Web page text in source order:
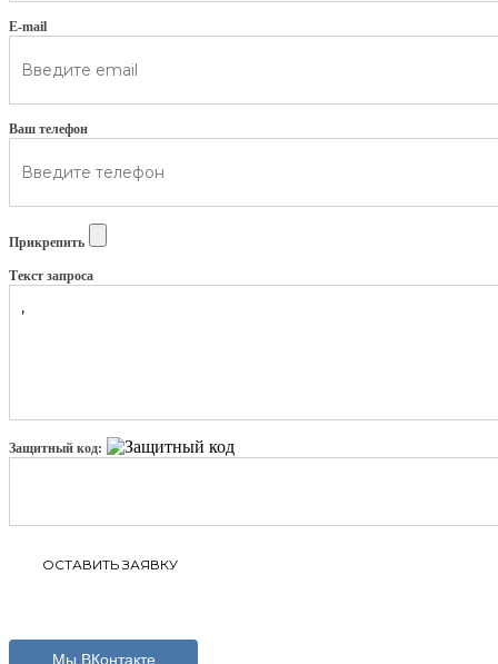
E-mail
Ваш телефон
Прикрепить
Текст запроса
Защитный код:
Мы ВКонтакте